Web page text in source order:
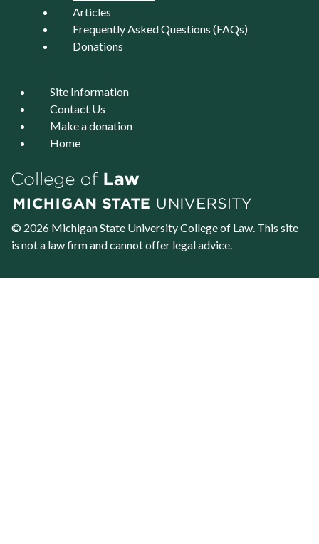
Articles
Frequently Asked Questions (FAQs)
Donations
Site Information
Contact Us
Make a donation
Home
© 2026 Michigan State UniversityCollege of Law. This site
is not a law firm and cannot offer legal advice.